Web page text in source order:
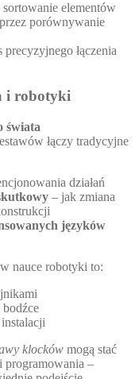
elementów
porównywanie
łączenia
i robotyki
świata
łączy tradycyjne
działań
– jak zmiana
języków
nauce robotyki to:
klocków mogą stać
programowania –